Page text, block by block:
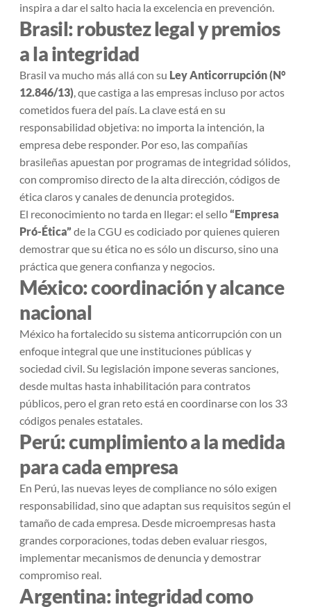
inspira a dar el salto hacia la excelencia en prevención.
Brasil: robustez legal y premios
a la integridad
Brasil va mucho más allá con su Ley Anticorrupción (N°
12.846/13), que castiga a las empresas incluso por actos
cometidos fuera del país. La clave está en su
responsabilidad objetiva: no importa la intención, la
empresa debe responder. Por eso, las compañías
brasileñas apuestan por programas de integridad sólidos,
con compromiso directo de la alta dirección, códigos de
ética claros y canales de denuncia protegidos.
El reconocimiento no tarda en llegar: el sello“Empresa
Pró-Ética”de la CGU es codiciado por quienes quieren
demostrar que su ética no es sólo un discurso, sino una
práctica que genera confianza y negocios.
México: coordinación y alcance
nacional
México ha fortalecido su sistema anticorrupción con un
enfoque integral que une instituciones públicas y
sociedad civil. Su legislación impone severas sanciones,
desde multas hasta inhabilitación para contratos
públicos, pero el gran reto está en coordinarse con los 33
códigos penales estatales.
Perú: cumplimiento a la medida
para cada empresa
En Perú, las nuevas leyes de compliance no sólo exigen
responsabilidad, sino que adaptan sus requisitos según el
tamaño de cada empresa. Desde microempresas hasta
grandes corporaciones, todas deben evaluar riesgos,
implementar mecanismos de denuncia y demostrar
compromiso real.
Argentina: integridad como